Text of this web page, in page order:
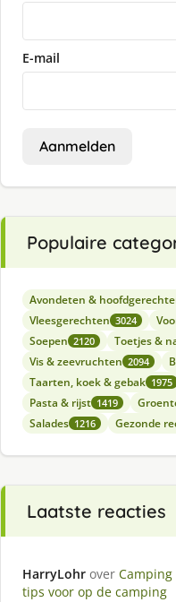
E-mail
Aanmelden
Populaire
Avondeten &
Vleesgerechten 3024
Soepen 2120 Toetjes &
Vis & zeevruchten 2094
Taarten, koek & gebak 1975
Pasta & rijst 1419
Salades 1216 Gezonde
Laatste reacties
HarryLohr over Camping
tips voor op de camping